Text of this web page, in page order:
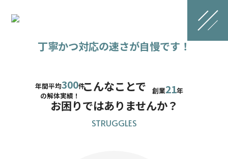
丁寧かつ対応の速さが自慢です！
年間平均300件
の解体実績！
創業21年
こんなことで
お困りではありませんか？
STRUGGLES